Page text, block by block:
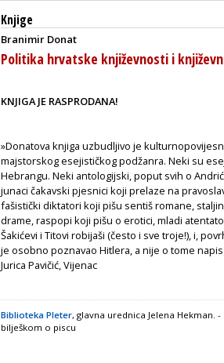
Knjige
Branimir Donat
Politika hrvatske književnosti i
KNJIGA JE RASPRODANA!
»Donatova knjiga uzbudljivo je
majstorskog esejističkog podžanra. Neki su
Hebrangu. Neki antologijski, poput svih o
junaci čakavski pjesnici koji prelaze na
fašistički diktatori koji pišu sentiš romane,
drame, raspopi koji pišu o erotici, mladi
Šakićevi i Titovi robijaši (često i sve troje!), i,
je osobno poznavao Hitlera, a nije o tome
Jurica Pavičić, Vijenac
Biblioteka Pleter, glavna urednica Jelena Hekman.
bilješkom o piscu